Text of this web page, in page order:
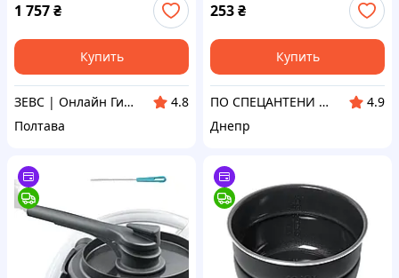
1 757₴
Купить
ЗЕВС | Онлайн Гипермаркет
4.8
Полтава
253₴
Купить
ПО СПЕЦАНТЕНИ Зв'язок без перешкод!
4.9
Днепр